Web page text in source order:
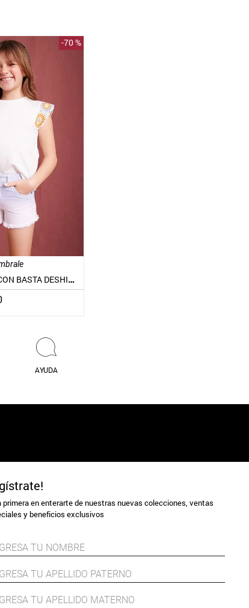
-70 %
SHORT TIE DYE CON BASTA DESHILACHADA
AYUDA
primera en enterarte de nuestras nuevas colecciones, ventas
y beneficios exclusivos